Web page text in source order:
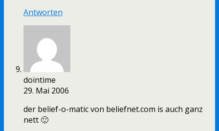
Antworten
dointime
29. Mai 2006
der belief-o-matic von beliefnet.com is auch ganz
nett 🙂